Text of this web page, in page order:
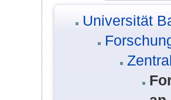
Universität